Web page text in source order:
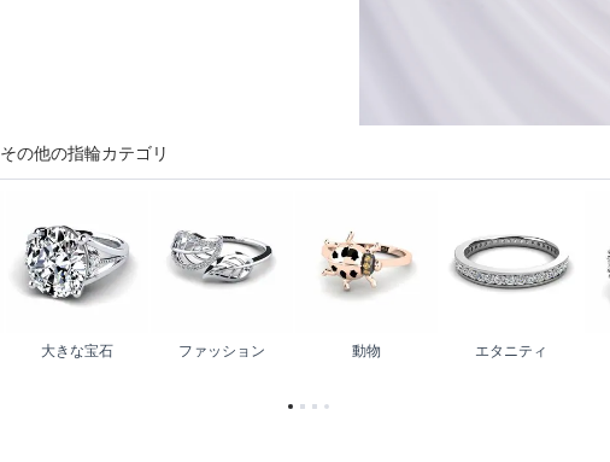
大きな宝石 ファッション 動物 エタニティ
その他の指輪カテゴリ